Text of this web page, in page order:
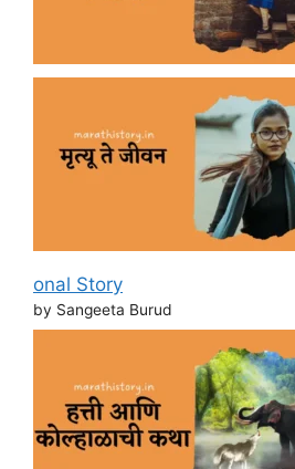
onal Story
by Sangeeta Burud